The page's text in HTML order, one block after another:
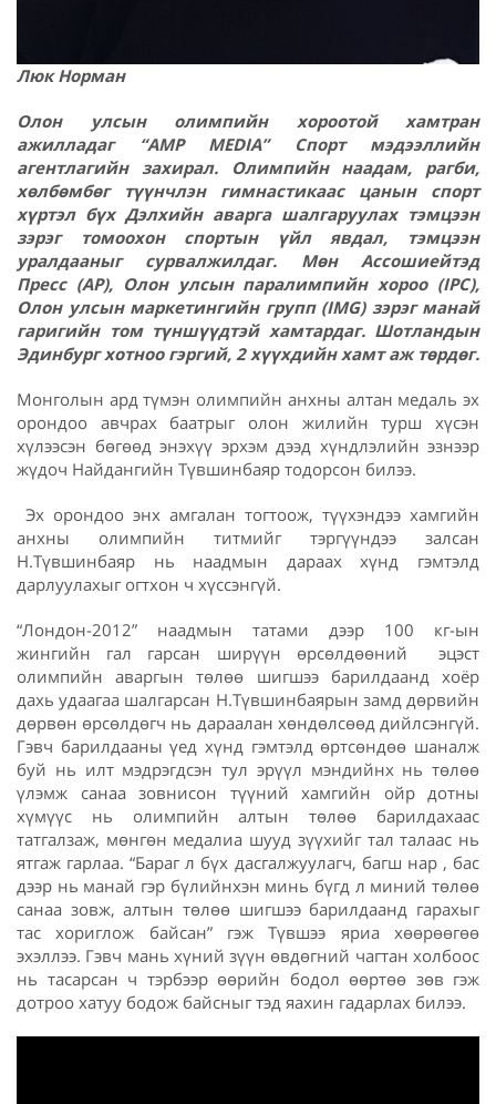
Люк Норман
Олон улсын олимпийн хороотой хамтран
ажилладаг “AMP MEDIA” Спорт мэдээллийн
агентлагийн захирал. Олимпийн наадам, рагби,
хөлбөмбөг түүнчлэн гимнастикаас цанын спорт
хүртэл бүх Дэлхийн аварга шалгаруулах тэмцээн
зэрэг томоохон спортын үйл явдал, тэмцээн
уралдааныг сурвалжилдаг. Мөн Ассошиейтэд
Пресс (AP), Олон улсын паралимпийн хороо (IPC),
Олон улсын маркетингийн групп (IMG) зэрэг манай
гаригийн том түншүүдтэй хамтардаг. Шотландын
Эдинбург хотноо гэргий, 2 хүүхдийн хамт аж төрдөг.
Монголын ард түмэн олимпийн анхны алтан медаль эх
орондоо авчрах баатрыг олон жилийн турш хүсэн
хүлээсэн бөгөөд энэхүү эрхэм дээд хүндлэлийн эзнээр
жүдоч Найдангийн Түвшинбаяр тодорсон билээ.
Эх орондоо энх амгалан тогтоож, түүхэндээ хамгийн
анхны олимпийн титмийг тэргүүндээ залсан
Н.Түвшинбаяр нь наадмын дараах хүнд гэмтэлд
дарлуулахыг огтхон ч хүссэнгүй.
“Лондон-2012” наадмын татами дээр 100 кг-ын
жингийн гал гарсан ширүүн өрсөлдөөний эцэст
олимпийн аваргын төлөө шигшээ барилдаанд хоёр
дахь удаагаа шалгарсан Н.Түвшинбаярын замд дөрвийн
дөрвөн өрсөлдөгч нь дараалан хөндөлсөөд дийлсэнгүй.
Гэвч барилдааны үед хүнд гэмтэлд өртсөндөө шаналж
буй нь илт мэдрэгдсэн тул эрүүл мэндийнх нь төлөө
үлэмж санаа зовнисон түүний хамгийн ойр дотны
хүмүүс нь олимпийн алтын төлөө барилдахаас
татгалзаж, мөнгөн медалиа шууд зүүхийг тал талаас нь
ятгаж гарлаа. “Бараг л бүх дасгалжуулагч, багш нар , бас
дээр нь манай гэр бүлийнхэн минь бүгд л миний төлөө
санаа зовж, алтын төлөө шигшээ барилдаанд гарахыг
тас хориглож байсан” гэж Түвшээ яриа хөөрөөгөө
эхэллээ. Гэвч мань хүний зүүн өвдөгний чагтан холбоос
нь тасарсан ч тэрбээр өөрийн бодол өөртөө зөв гэж
дотроо хатуу бодож байсныг тэд яахин гадарлах билээ.